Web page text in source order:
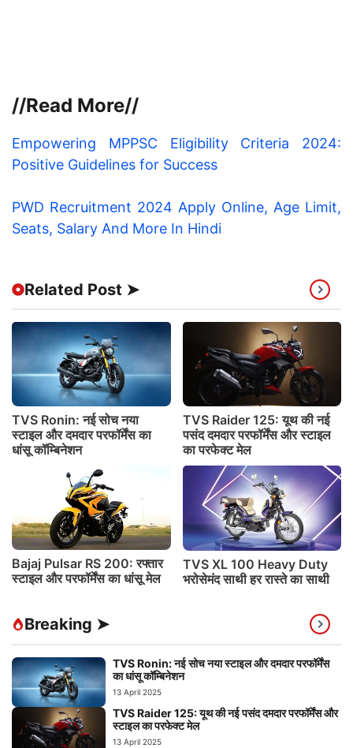
//Read More//
Empowering MPPSC Eligibility Criteria 2024:
Positive Guidelines for Success
PWD Recruitment 2024 Apply Online, Age Limit,
Seats, Salary And More In Hindi
Related Post ➤
TVS Ronin: नई सोच नया
स्टाइल और दमदार परफॉर्मेंस का
धांसू कॉम्बिनेशन
TVS Raider 125: यूथ की नई
पसंद दमदार परफॉर्मेंस और स्टाइल
का परफेक्ट मेल
Bajaj Pulsar RS 200: रफ्तार
स्टाइल और परफॉर्मेंस का धांसू मेल
TVS XL 100 Heavy Duty
भरोसेमंद साथी हर रास्ते का साथी
Breaking ➤
TVS Ronin: नई सोच नया स्टाइल और दमदार परफॉर्मेंस
का धांसू कॉम्बिनेशन
13 April 2025
TVS Raider 125: यूथ की नई पसंद दमदार परफॉर्मेंस और
स्टाइल का परफेक्ट मेल
13 April 2025